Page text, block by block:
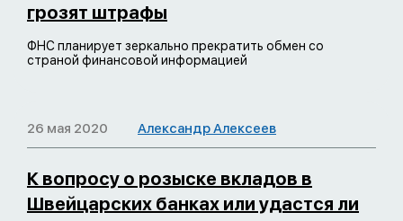
грозят штрафы
ФНС планирует зеркально прекратить обмен со
страной финансовой информацией
26 мая 2020 Александр Алексеев
К вопросу о розыске вкладов в
Швейцарских банках или удастся ли